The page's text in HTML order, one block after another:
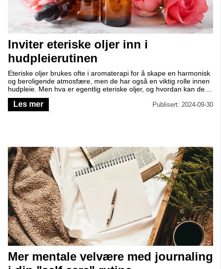
Inviter eteriske oljer inn i
hudpleierutinen
Eteriske oljer brukes ofte i aromaterapi for å skape en harmonisk
og beroligende atmosfære, men de har også en viktig rolle innen
hudpleie. Men hva er egentlig eteriske oljer, og hvordan kan de
brukes i din hudpleierutine?
Les mer Publisert: 2024-09-30
Mer mentale velvære med journaling